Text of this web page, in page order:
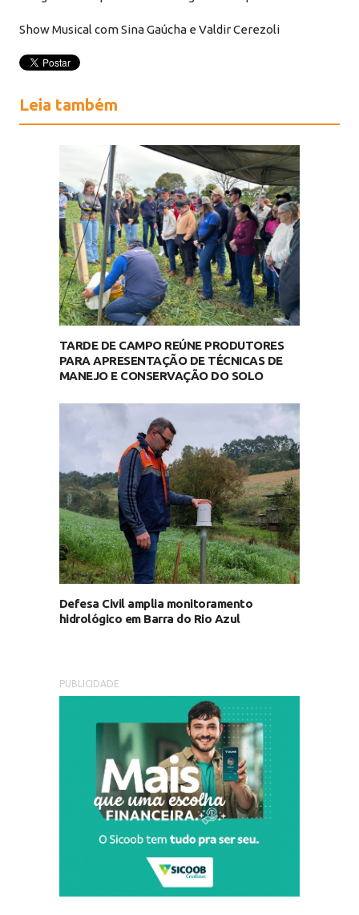
Show Musical com Sina Gaúcha e Valdir Cerezoli
Leia também
TARDE DE CAMPO REÚNE PRODUTORES
PARA APRESENTAÇÃO DE TÉCNICAS DE
MANEJO E CONSERVAÇÃO DO SOLO
Defesa Civil amplia monitoramento
hidrológico em Barra do Rio Azul
PUBLICIDADE